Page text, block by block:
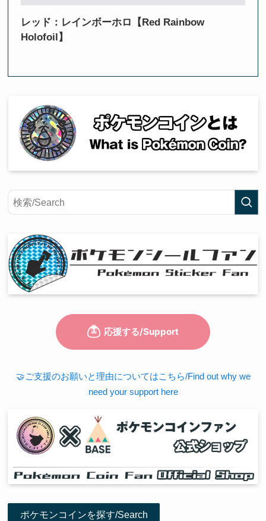
レッド：レインボーホロ【Red Rainbow
Holofoil】
🤝ご支援のお願いと理由についてはこちら/Find out why we
need your support here
ポケモンコインを探す/Search